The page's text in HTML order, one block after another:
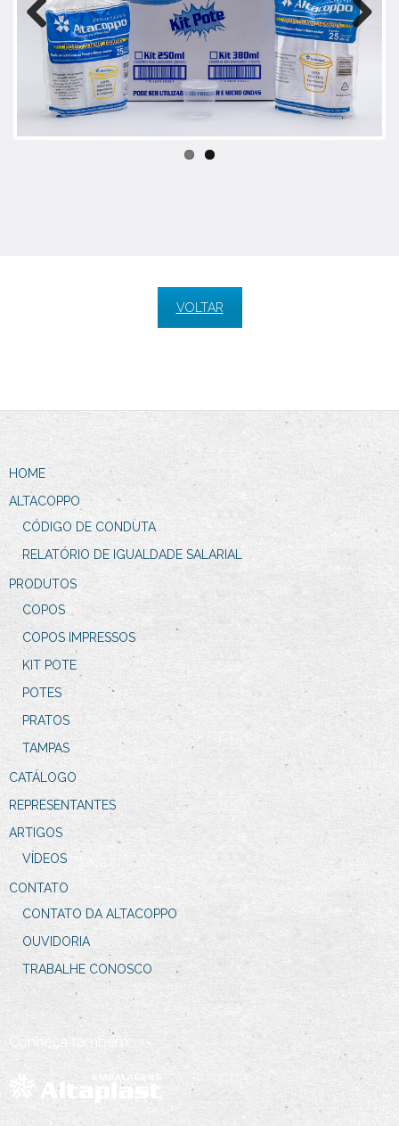
Previo
Next
VOLTAR
HOME
ALTACOPPO
CÓDIGO DE CONDUTA
RELATÓRIO DE IGUALDADE SALARIAL
PRODUTOS
COPOS
COPOS IMPRESSOS
KIT POTE
POTES
PRATOS
TAMPAS
CATÁLOGO
REPRESENTANTES
ARTIGOS
VÍDEOS
CONTATO
CONTATO DA ALTACOPPO
OUVIDORIA
TRABALHE CONOSCO
Conheça também: